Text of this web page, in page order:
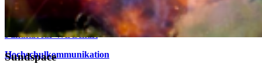
Sundspace
Fakultät für Maschinenbau
Fakultät für Wirtschaft
Hochschulkommunikation